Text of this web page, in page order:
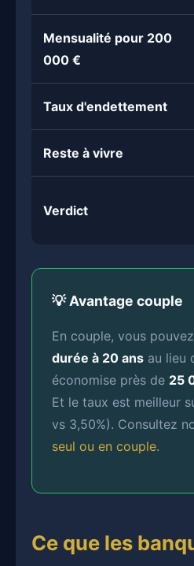
Mensualité pour 200
000 €
Taux d'endettement
Reste à vivre
Verdict
💡 Avantage couple
En couple, vous
durée à 20 ans au lieu
économise près de 25
Et le taux est meilleur
vs 3,50%). Consultez
seul ou en couple.
Ce que les